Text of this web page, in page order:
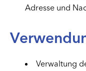
Adresse und
Verwaltung